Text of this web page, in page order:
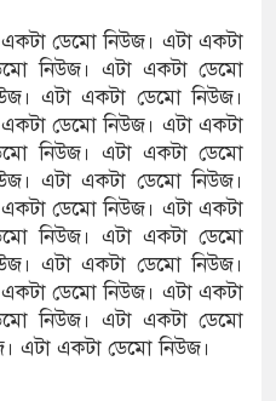
ডেমো নিউজ। এটা একটা
নিউজ। এটা একটা ডেমো
এটা একটা ডেমো নিউজ।
ডেমো নিউজ। এটা একটা
নিউজ। এটা একটা ডেমো
এটা একটা ডেমো নিউজ।
ডেমো নিউজ। এটা একটা
নিউজ। এটা একটা ডেমো
এটা একটা ডেমো নিউজ।
ডেমো নিউজ। এটা একটা
নিউজ। এটা একটা ডেমো
এটা একটা ডেমো নিউজ।